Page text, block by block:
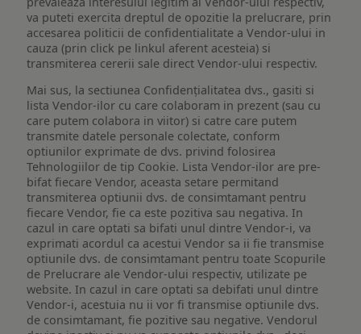
va puteti exercita dreptul de opozitie la prelucrare, prin
accesarea politicii de confidentialitate a Vendor-ului in
cauza (prin click pe linkul aferent acesteia) si
transmiterea cererii sale direct Vendor-ului respectiv.
Mai sus, la sectiunea Confidențialitatea dvs., gasiti si
lista Vendor-ilor cu care colaboram in prezent (sau cu
care putem colabora in viitor) si catre care putem
transmite datele personale colectate, conform
optiunilor exprimate de dvs. privind folosirea
Tehnologiilor de tip Cookie. Lista Vendor-ilor are pre-
bifat fiecare Vendor, aceasta setare permitand
transmiterea optiunii dvs. de consimtamant pentru
fiecare Vendor, fie ca este pozitiva sau negativa. In
cazul in care optati sa bifati unul dintre Vendor-i, va
exprimati acordul ca acestui Vendor sa ii fie transmise
optiunile dvs. de consimtamant pentru toate Scopurile
de Prelucrare ale Vendor-ului respectiv, utilizate pe
website. In cazul in care optati sa debifati unul dintre
Vendor-i, acestuia nu ii vor fi transmise optiunile dvs.
de consimtamant, fie pozitive sau negative. Vendorul